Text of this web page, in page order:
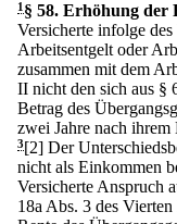
1§ 58. Erhöhung der
Versicherte infolge
Arbeitsentgelt oder
zusammen mit dem
II nicht den sich aus §
Betrag des
zwei Jahre nach
3[2] Der
nicht als Einkommen
Versicherte Anspruch
18a Abs. 3 des